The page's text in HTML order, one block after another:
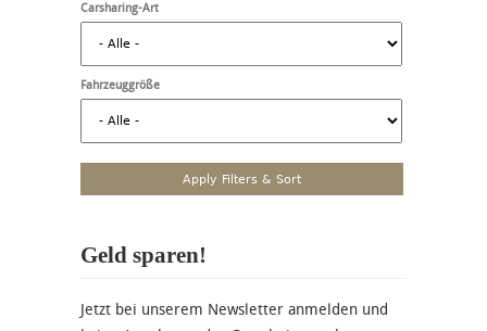
Carsharing-Art
Fahrzeuggröße
Geld sparen!
Jetzt bei unserem Newsletter anmelden und